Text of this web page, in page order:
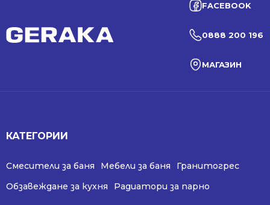
FACEBOOK
0888 200 196
МАГАЗИН
КАТЕГОРИИ
Смесители за баня Мебели за баня
Гранитогрес
Обзавеждане за кухня
Радиатори за парно